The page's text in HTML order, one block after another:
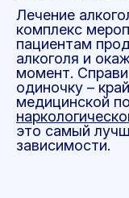
Лечение
комплекс
пациентам
алкоголя и
момент.
одиночку –
медицинской
это самый
зависимости.